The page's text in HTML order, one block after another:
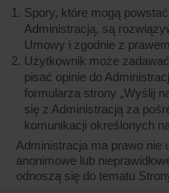
Spory, które mogą
Administracją, są
Umowy i zgodnie z
Użytkownik może
pisać opinie do
formularza strony „Wyślij
się z Administracją za
komunikacji określonych
Administracja ma prawo nie
anonimowe lub
odnoszą się do tematu